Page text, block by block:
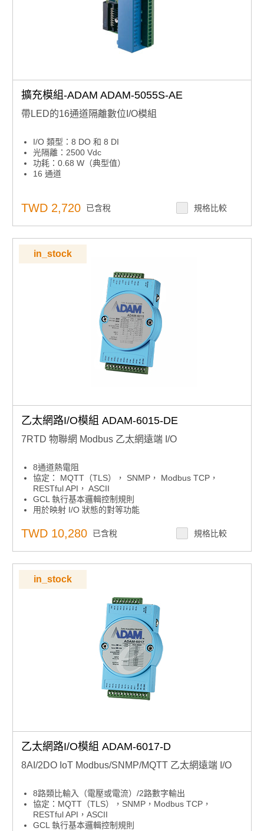
擴充模組-ADAM ADAM-5055S-AE
帶LED的16通道隔離數位I/O模組
I/O 類型：8 DO 和 8 DI
光隔離：2500 Vdc
功耗：0.68 W（典型值）
16 通道
TWD 2,720 已含稅 規格比較
in_stock
乙太網路I/O模組 ADAM-6015-DE
7RTD 物聯網 Modbus 乙太網遠端 I/O
8通道熱電阻
協定： MQTT（TLS）， SNMP， Modbus TCP，
RESTful API， ASCII
GCL 執行基本邏輯控制規則
用於映射 I/O 狀態的對等功能
隔離保護：2000VDC
內置網路伺服器
TWD 10,280 已含稅 規格比較
in_stock
乙太網路I/O模組 ADAM-6017-D
8AI/2DO IoT Modbus/SNMP/MQTT 乙太網遠端 I/O
8路類比輸入（電壓或電流）/2路數字輸出
協定：MQTT（TLS），SNMP，Modbus TCP，
RESTful API，ASCII
GCL 執行基本邏輯控制規則